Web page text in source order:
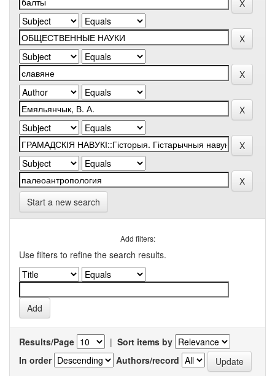
Start a new search
Add filters:
Use filters to refine the search results.
Results/Page | Sort items by
In order
Authors/record